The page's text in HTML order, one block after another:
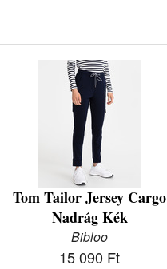
Tom Tailor Jersey Cargo
Nadrág Kék
Bibloo
15 090 Ft